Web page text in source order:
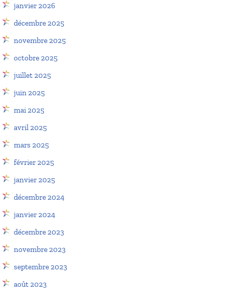
janvier 2026
décembre 2025
novembre 2025
octobre 2025
juillet 2025
juin 2025
mai 2025
avril 2025
mars 2025
février 2025
janvier 2025
décembre 2024
janvier 2024
décembre 2023
novembre 2023
septembre 2023
août 2023